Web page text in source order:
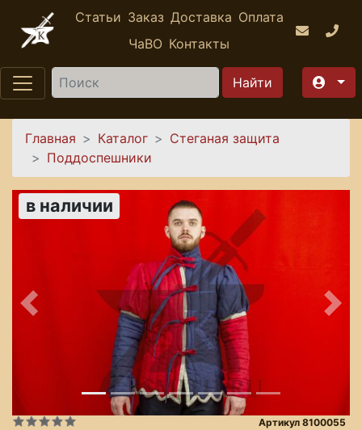
Перейти к основному содержанию
Статьи Заказ Доставка Оплата
ЧаВО Контакты
Найти
Вы здесь
Главная Каталог
Стеганая защита
Поддоспешники
в наличии
Предыдущее
Артикул 8100055